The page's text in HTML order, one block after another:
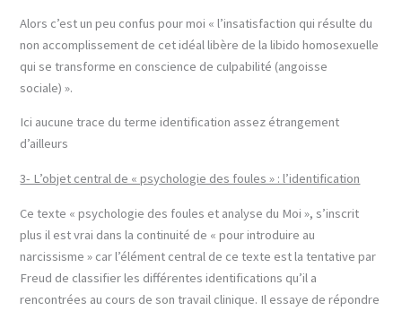
Alors c’est un peu confus pour moi « l’insatisfaction qui résulte du
non accomplissement de cet idéal libère de la libido homosexuelle
qui se transforme en conscience de culpabilité (angoisse
sociale) ».
Ici aucune trace du terme identification assez étrangement
d’ailleurs
3- L’objet central de « psychologie des foules » : l’identification
Ce texte « psychologie des foules et analyse du Moi », s’inscrit
plus il est vrai dans la continuité de « pour introduire au
narcissisme » car l’élément central de ce texte est la tentative par
Freud de classifier les différentes identifications qu’il a
rencontrées au cours de son travail clinique. Il essaye de répondre